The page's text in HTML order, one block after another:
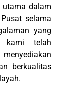
utama dalam
selama
yang
kami telah
berkualitas